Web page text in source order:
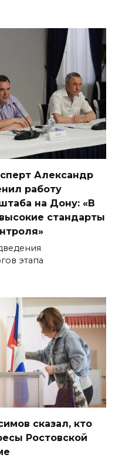
Александр
работу
на Дону: «В
стандарты
этапа
сказал, кто
Ростовской